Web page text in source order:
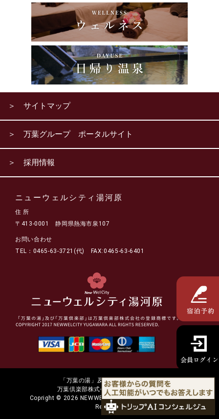
＞ サイトマップ
＞ 万葉グループ ポータルサイト
＞ 採用情報
ニューウェルシティ湯河原
住 所
〒413-0001 静岡県熱海市泉107
お問い合わせ
TEL：0465-63-3721(代) FAX:0465-63-6401
「万葉の湯」及び「万葉倶楽部」は
万葉倶楽部株式会社の登録商標です。
Copright © 2026 NEWWELCITY YUGAWARA. All Rights
Reserved.